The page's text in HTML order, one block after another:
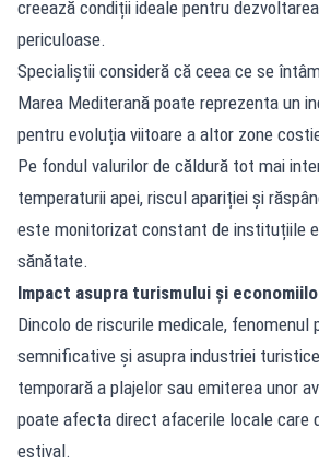
creează condiții ideale pentru
periculoase.
Specialiștii consideră că ceea ce se
Marea Mediterană poate reprezenta un
pentru evoluția viitoare a altor zone
Pe fondul valurilor de căldură tot mai
temperaturii apei, riscul apariției și
este monitorizat constant de instituțiile
sănătate.
Impact asupra turismului și
Dincolo de riscurile medicale, fenomenul
semnificative și asupra industriei
temporară a plajelor sau emiterea unor
poate afecta direct afacerile locale care
estival.